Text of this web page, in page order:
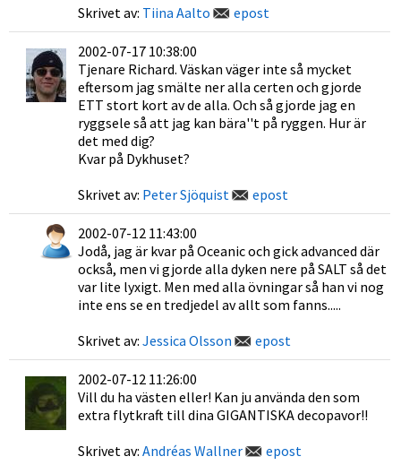
Skrivet av: Tiina Aalto epost
2002-07-17 10:38:00
Tjenare Richard. Väskan väger inte så mycket
eftersom jag smälte ner alla certen och gjorde
ETT stort kort av de alla. Och så gjorde jag en
ryggsele så att jag kan bära''t på ryggen. Hur är
det med dig?
Kvar på Dykhuset?
Skrivet av: Peter Sjöquist epost
2002-07-12 11:43:00
Jodå, jag är kvar på Oceanic och gick advanced där
också, men vi gjorde alla dyken nere på SALT så det
var lite lyxigt. Men med alla övningar så han vi nog
inte ens se en tredjedel av allt som fanns.....
Skrivet av: Jessica Olsson epost
2002-07-12 11:26:00
Vill du ha västen eller! Kan ju använda den som
extra flytkraft till dina GIGANTISKA decopavor!!
Skrivet av: Andréas Wallner epost